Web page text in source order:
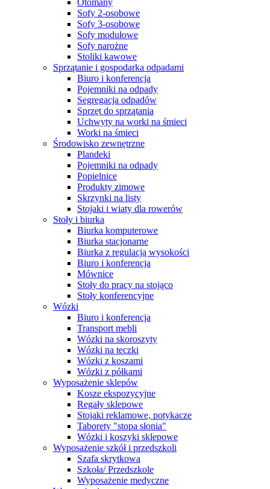
Sofy 2-osobowe
Sofy 3-osobowe
Sofy modułowe
Sofy narożne
Stoliki kawowe
Sprzątanie i gospodarka odpadami
Biuro i konferencja
Pojemniki na odpady
Segregacja odpadów
Sprzęt do sprzątania
Uchwyty na worki na śmieci
Worki na śmieci
Środowisko zewnętrzne
Plandeki
Pojemniki na odpady
Popielnice
Produkty zimowe
Skrzynki na listy
Stojaki i wiaty dla rowerów
Stoły i biurka
Biurka komputerowe
Biurka stacjonarne
Biurka z regulacją wysokości
Biuro i konferencja
Mównice
Stoły do pracy na stojąco
Stoły konferencyjne
Wózki
Biuro i konferencja
Transport mebli
Wózki na skoroszyty
Wózki na teczki
Wózki z koszami
Wózki z półkami
Wyposażenie sklepów
Kosze ekspozycyjne
Regały sklepowe
Stojaki reklamowe, potykacze
Taborety "stopa słonia"
Wózki i koszyki sklepowe
Wyposażenie szkół i przedszkoli
Szafa skrytkowa
Szkoła/ Przedszkole
Wyposażenie medyczne